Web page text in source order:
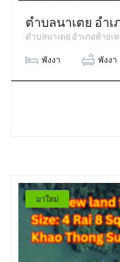
ตำบลนาเตย อำ
ตำบลนาเตย อำเภอท้ายเ
พังงา พังงา
มาใหม่